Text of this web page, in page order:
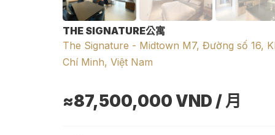
THE SIGNATURE公寓
The Signature - Midtown M7, Đường số 16,
Chí Minh, Việt Nam
≈87,500,000VND / 月